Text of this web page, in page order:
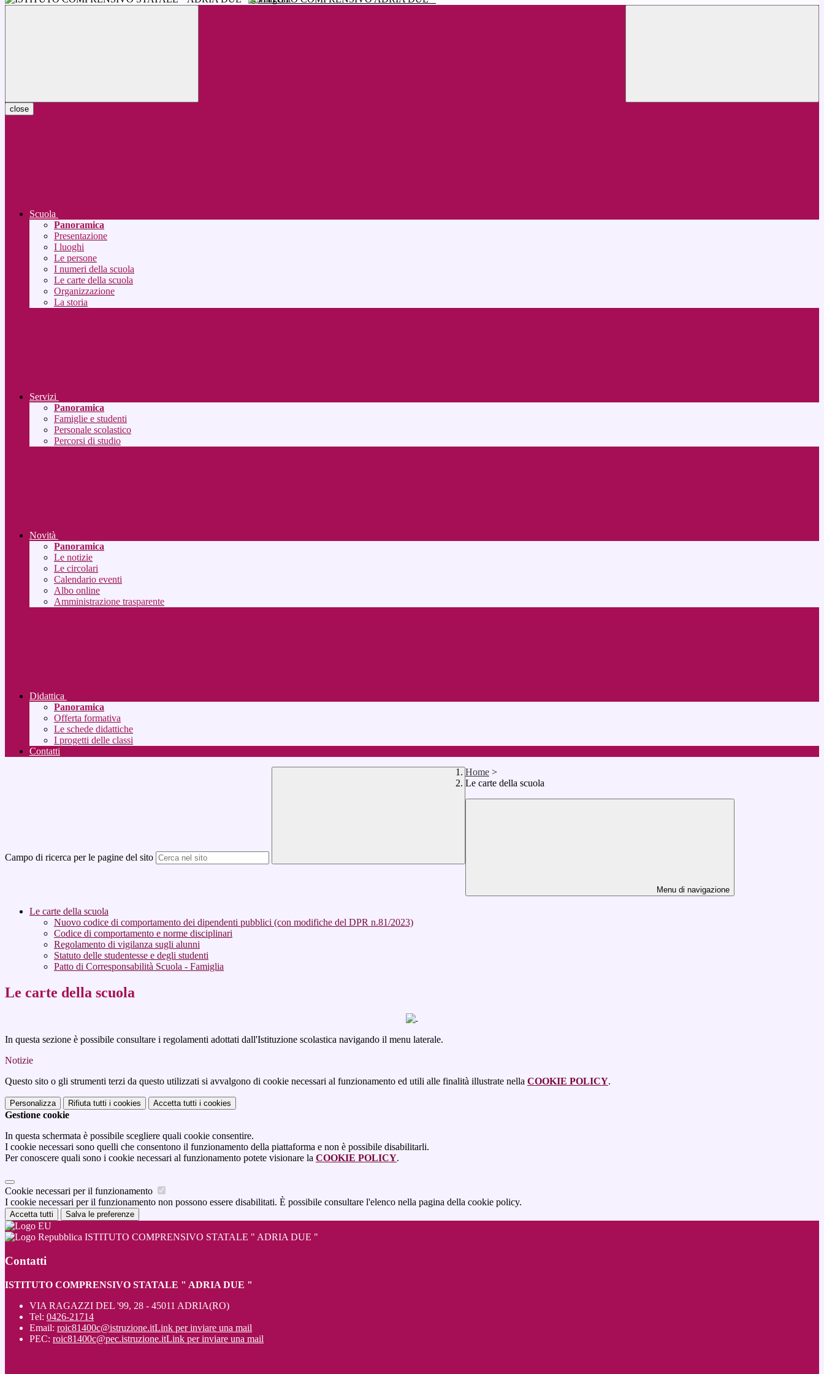
close
Scuola
Panoramica
Presentazione
I luoghi
Le persone
I numeri della scuola
Le carte della scuola
Organizzazione
La storia
Servizi
Panoramica
Famiglie e studenti
Personale scolastico
Percorsi di studio
Novità
Panoramica
Le notizie
Le circolari
Calendario eventi
Albo online
Amministrazione trasparente
Didattica
Panoramica
Offerta formativa
Le schede didattiche
I progetti delle classi
Contatti
Campo di ricerca per le pagine del sito
Home >
Le carte della scuola
Menu di navigazione
Le carte della scuola
Nuovo codice di comportamento dei dipendenti pubblici (con modifiche del DPR n.81/2023)
Codice di comportamento e norme disciplinari
Regolamento di vigilanza sugli alunni
Statuto delle studentesse e degli studenti
Patto di Corresponsabilità Scuola - Famiglia
Le carte della scuola
In questa sezione è possibile consultare i regolamenti adottati dall'Istituzione scolastica navigando il menu laterale.
Notizie
Questo sito o gli strumenti terzi da questo utilizzati si avvalgono di cookie necessari al funzionamento ed utili alle finalità illustrate nella COOKIE POLICY.
Personalizza Rifiuta tutti i cookies Accetta tutti i cookies
Gestione cookie
In questa schermata è possibile scegliere quali cookie consentire.
I cookie necessari sono quelli che consentono il funzionamento della piattaforma e non è possibile disabilitarli.
Per conoscere quali sono i cookie necessari al funzionamento potete visionare la COOKIE POLICY.
Cookie necessari per il funzionamento
I cookie necessari per il funzionamento non possono essere disabilitati. È possibile consultare l'elenco nella pagina della cookie policy.
Accetta tutti Salva le preferenze
ISTITUTO COMPRENSIVO STATALE " ADRIA DUE "
Contatti
ISTITUTO COMPRENSIVO STATALE " ADRIA DUE "
VIA RAGAZZI DEL '99, 28 - 45011 ADRIA(RO)
Tel: 0426-21714
Email: roic81400c@istruzione.itLink per inviare una mail
PEC: roic81400c@pec.istruzione.itLink per inviare una mail